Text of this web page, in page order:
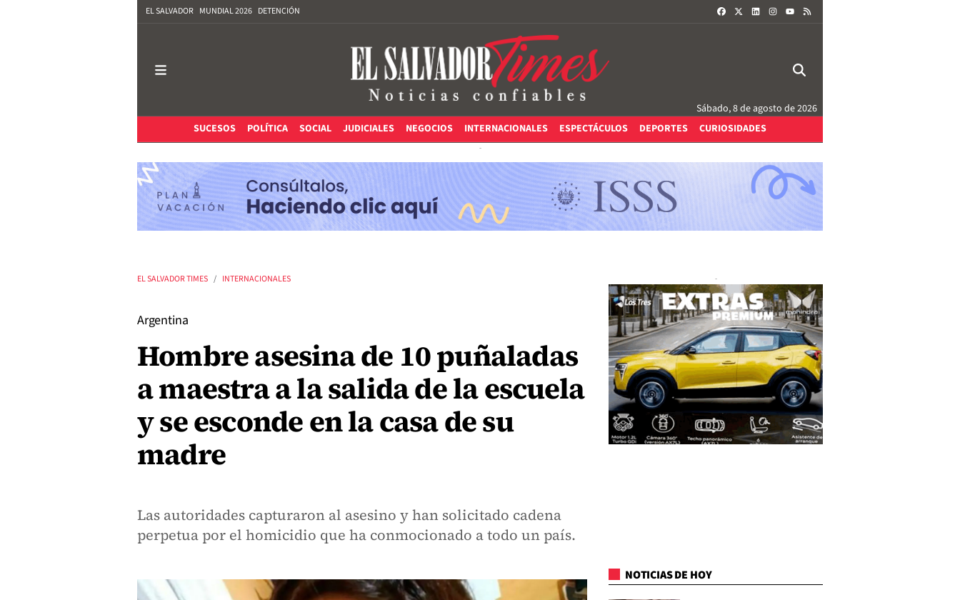
EL SALVADOR MUNDIAL 2026 DETENCIÓN FACEBOOKLINKEDININSTAGRAM
Sábado, 8 de agosto de 2026
SUCESOS
POLÍTICA SOCIAL JUDICIALES NEGOCIOS INTERNACIONALES ESPECTÁCULOS DEPORTES CURIOSIDADES
EL SALVADOR TIMES INTERNACIONALES
Argentina
Hombre asesina de 10 puñaladas
a maestra a la salida de la escuela
y se esconde en la casa de su
madre
Las autoridades capturaron al asesino y han solicitado cadena
perpetua por el homicidio que ha conmocionado a todo un país.
NOTICIAS DE HOY